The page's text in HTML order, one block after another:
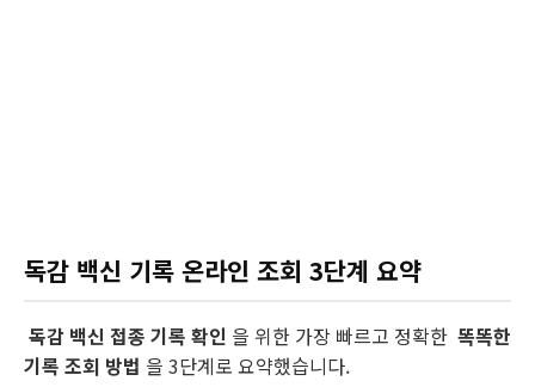
독감 백신 기록 온라인 조회 3단계 요약
독감 백신 접종 기록 확인 을 위한 가장 빠르고 정확한 똑똑한
기록 조회 방법 을 3단계로 요약했습니다.